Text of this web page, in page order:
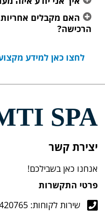
האם מקבלים
הרכישה?
לחצו כאן למידע
יצירת קשר
אנחנו כאן בשבילכם!
SPA
פרטי התקשרות
שירות לקוחות: 08-9420765